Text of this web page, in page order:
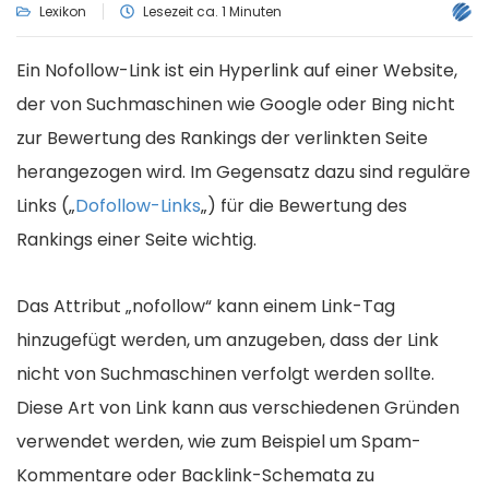
Lexikon Lesezeit ca. 1 Minuten
Ein Nofollow-Link ist ein Hyperlink auf einer Website,
der von Suchmaschinen wie Google oder Bing nicht
zur Bewertung des Rankings der verlinkten Seite
herangezogen wird. Im Gegensatz dazu sind reguläre
Links („Dofollow-Links„) für die Bewertung des
Rankings einer Seite wichtig.
Das Attribut „nofollow“ kann einem Link-Tag
hinzugefügt werden, um anzugeben, dass der Link
nicht von Suchmaschinen verfolgt werden sollte.
Diese Art von Link kann aus verschiedenen Gründen
verwendet werden, wie zum Beispiel um Spam-
Kommentare oder Backlink-Schemata zu